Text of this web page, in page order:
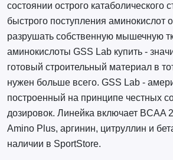
состоянии острого катаболического
быстрого поступления аминокислот
разрушать собственную мышечную
аминокислоты GSS Lab купить -
готовый строительный материал в
нужен больше всего. GSS Lab -
построенный на принципе честных
дозировок. Линейка включает BCAA
Amino Plus, аргинин, цитруллин и
наличии в SportStore.